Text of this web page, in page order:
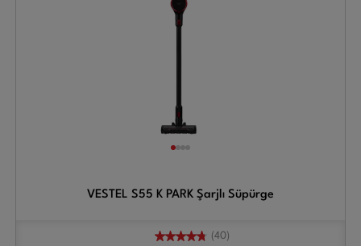
VESTEL S55 K PARK Şarjlı Süpürge
(40)